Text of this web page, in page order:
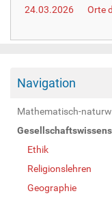
24.03.2026
Orte
Navigation
Mathematisch-
Ethik
Religionslehren
Geographie